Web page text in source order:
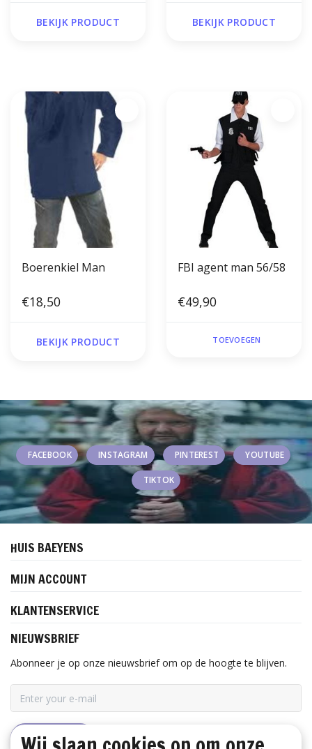
BEKIJK PRODUCT BEKIJK PRODUCT
Boerenkiel Man
€18,50
BEKIJK PRODUCT
FBI agent man 56/58
€49,90
TOEVOEGEN
FACEBOOK INSTAGRAM PINTEREST YOUTUBE
TIKTOK
HUIS BAEYENS
MIJN ACCOUNT
KLANTENSERVICE
NIEUWSBRIEF
Abonneer je op onze nieuwsbrief om op de hoogte te blijven.
ABONNEER